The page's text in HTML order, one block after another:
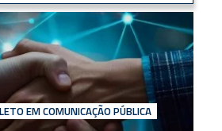
EM COMUNICAÇÃO PÚBLICA